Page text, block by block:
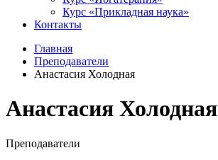
Курс «Прикладная наука»
Контакты
Главная
Преподаватели
Анастасия Холодная
Анастасия Холодная
Преподаватели